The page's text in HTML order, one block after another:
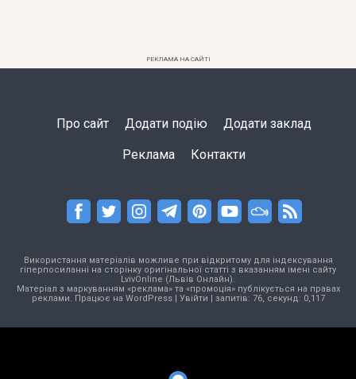
РЕКЛАМА НА САЙТІ
Про сайт Додати подію Додати заклад
Реклама Контакти
Використання матеріалів можливе при відкритому для індексування
гіперпосиланні на сторінку оригінальної статті з вказанням імені сайту
LvivOnline (Львів Онлайн).
Матеріал з маркуванням «реклама» та «промоція» публікується на правах
реклами. Працює на WordPress| Увійти | запитів: 76, секунд: 0,117